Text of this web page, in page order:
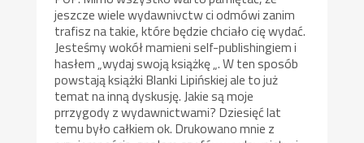
jeszcze wiele wydawnivctw ci odmówi zanim
trafisz na takie, które będzie chciało cię wydać.
Jesteśmy wokół mamieni self-publishingiem i
hasłem „wydaj swoją książkę „. W ten sposób
powstają książki Blanki Lipińskiej ale to już
temat na inną dyskusję. Jakie są moje
prrzygody z wydawnictwami? Dziesięć lat
temu było całkiem ok. Drukowano mnie z